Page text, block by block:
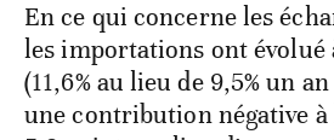
En ce qui concerne les
les importations ont évolué
(11,6% au lieu de 9,5% un
une contribution négative à